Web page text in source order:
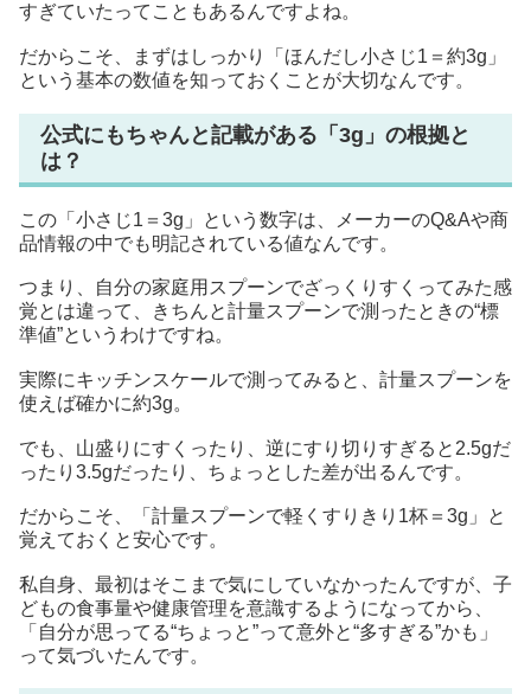
すぎていたってこともあるんですよね。
だからこそ、まずはしっかり「ほんだし小さじ1＝約3g」
という基本の数値を知っておくことが大切なんです。
公式にもちゃんと記載がある「3g」の根拠と
は？
この「小さじ1＝3g」という数字は、メーカーのQ&Aや商
品情報の中でも明記されている値なんです。
つまり、自分の家庭用スプーンでざっくりすくってみた感
覚とは違って、きちんと計量スプーンで測ったときの“標
準値”というわけですね。
実際にキッチンスケールで測ってみると、計量スプーンを
使えば確かに約3g。
でも、山盛りにすくったり、逆にすり切りすぎると2.5gだ
ったり3.5gだったり、ちょっとした差が出るんです。
だからこそ、「計量スプーンで軽くすりきり1杯＝3g」と
覚えておくと安心です。
私自身、最初はそこまで気にしていなかったんですが、子
どもの食事量や健康管理を意識するようになってから、
「自分が思ってる“ちょっと”って意外と“多すぎる”かも」
って気づいたんです。